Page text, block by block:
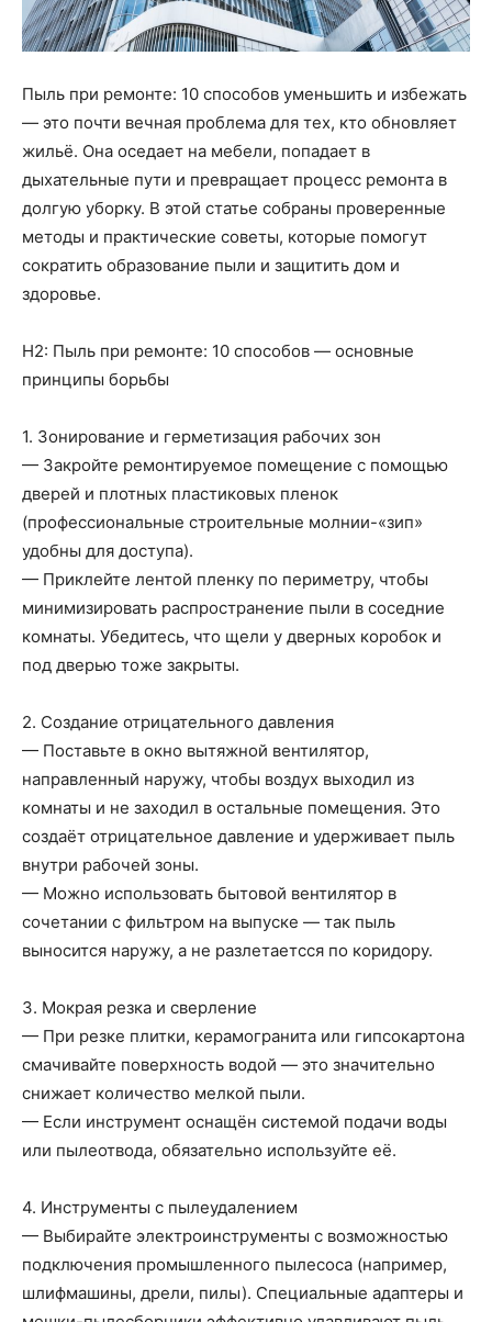
Пыль при ремонте: 10 способов уменьшить и избежать
— это почти вечная проблема для тех, кто обновляет
жильё. Она оседает на мебели, попадает в
дыхательные пути и превращает процесс ремонта в
долгую уборку. В этой статье собраны проверенные
методы и практические советы, которые помогут
сократить образование пыли и защитить дом и
здоровье.
H2: Пыль при ремонте: 10 способов — основные
принципы борьбы
1. Зонирование и герметизация рабочих зон
— Закройте ремонтируемое помещение с помощью
дверей и плотных пластиковых пленок
(профессиональные строительные молнии-«зип»
удобны для доступа).
— Приклейте лентой пленку по периметру, чтобы
минимизировать распространение пыли в соседние
комнаты. Убедитесь, что щели у дверных коробок и
под дверью тоже закрыты.
2. Создание отрицательного давления
— Поставьте в окно вытяжной вентилятор,
направленный наружу, чтобы воздух выходил из
комнаты и не заходил в остальные помещения. Это
создаёт отрицательное давление и удерживает пыль
внутри рабочей зоны.
— Можно использовать бытовой вентилятор в
сочетании с фильтром на выпуске — так пыль
выносится наружу, а не разлетаетсся по коридору.
3. Мокрая резка и сверление
— При резке плитки, керамогранита или гипсокартона
смачивайте поверхность водой — это значительно
снижает количество мелкой пыли.
— Если инструмент оснащён системой подачи воды
или пылеотвода, обязательно используйте её.
4. Инструменты с пылеудалением
— Выбирайте электроинструменты с возможностью
подключения промышленного пылесоса (например,
шлифмашины, дрели, пилы). Специальные адаптеры и